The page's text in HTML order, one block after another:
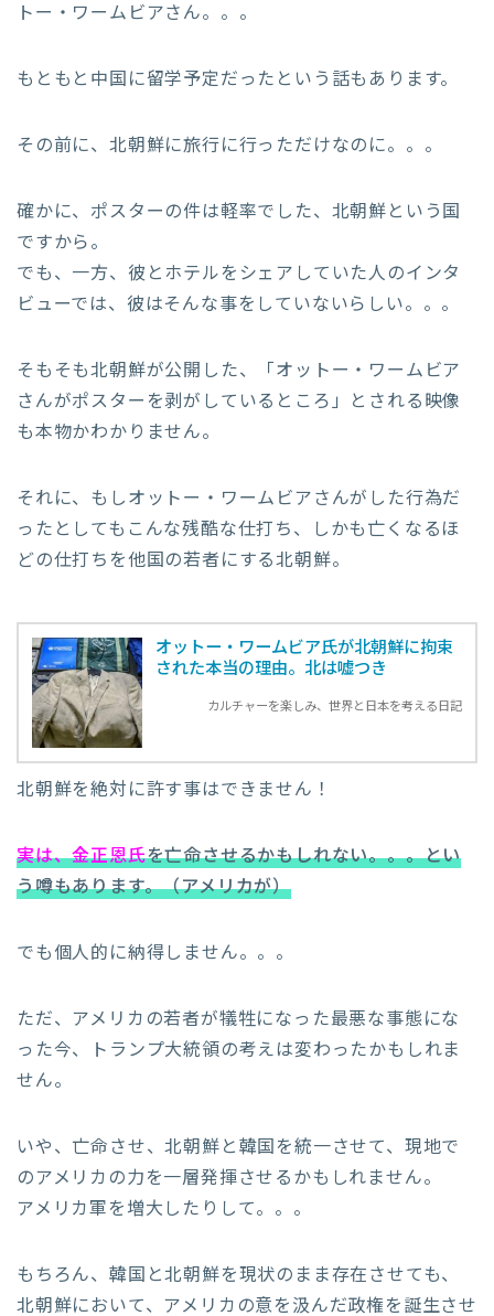
トー・ワームビアさん。。。
もともと中国に留学予定だったという話もあります。
その前に、北朝鮮に旅行に行っただけなのに。。。
確かに、ポスターの件は軽率でした、北朝鮮という国
ですから。
でも、一方、彼とホテルをシェアしていた人のインタ
ビューでは、彼はそんな事をしていないらしい。。。
そもそも北朝鮮が公開した、「オットー・ワームビア
さんがポスターを剥がしているところ」とされる映像
も本物かわかりません。
それに、もしオットー・ワームビアさんがした行為だ
ったとしてもこんな残酷な仕打ち、しかも亡くなるほ
どの仕打ちを他国の若者にする北朝鮮。
オットー・ワームビア氏が北朝鮮に拘束
された本当の理由。北は嘘つき
カルチャーを楽しみ、世界と日本を考える日記
北朝鮮を絶対に許す事はできません！
実は、金正恩氏を亡命させるかもしれない。。。とい
う噂もあります。（アメリカが）
でも個人的に納得しません。。。
ただ、アメリカの若者が犠牲になった最悪な事態にな
った今、トランプ大統領の考えは変わったかもしれま
せん。
いや、亡命させ、北朝鮮と韓国を統一させて、現地で
のアメリカの力を一層発揮させるかもしれません。
アメリカ軍を増大したりして。。。
もちろん、韓国と北朝鮮を現状のまま存在させても、
北朝鮮において、アメリカの意を汲んだ政権を誕生させ